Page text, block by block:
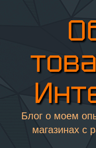
Блог о моем
магазинах с